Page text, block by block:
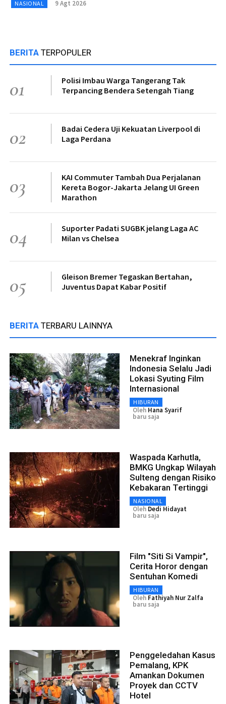
NASIONAL 9 Agt 2026
BERITA TERPOPULER
01
Polisi Imbau Warga Tangerang Tak
Terpancing Bendera Setengah Tiang
02
Badai Cedera Uji Kekuatan Liverpool di
Laga Perdana
03
KAI Commuter Tambah Dua Perjalanan
Kereta Bogor-Jakarta Jelang UI Green
Marathon
04
Suporter Padati SUGBK jelang Laga AC
Milan vs Chelsea
05
Gleison Bremer Tegaskan Bertahan,
Juventus Dapat Kabar Positif
BERITA TERBARU LAINNYA
Menekraf Inginkan
Indonesia Selalu Jadi
Lokasi Syuting Film
Internasional
HIBURAN
Oleh Hana Syarif
baru saja
Waspada Karhutla,
BMKG Ungkap Wilayah
Sulteng dengan Risiko
Kebakaran Tertinggi
NASIONAL
Oleh Dedi Hidayat
baru saja
Film "Siti Si Vampir",
Cerita Horor dengan
Sentuhan Komedi
HIBURAN
Oleh Fathiyah Nur Zalfa
baru saja
Penggeledahan Kasus
Pemalang, KPK
Amankan Dokumen
Proyek dan CCTV
Hotel